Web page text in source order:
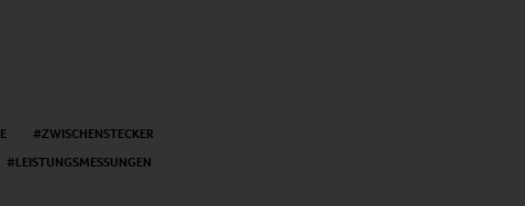
ZWISCHENSTECKER
LEISTUNGSMESSUNGEN